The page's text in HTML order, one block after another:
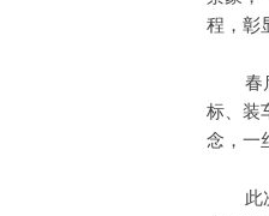
程，彰
春启
标、装
念，一
此次